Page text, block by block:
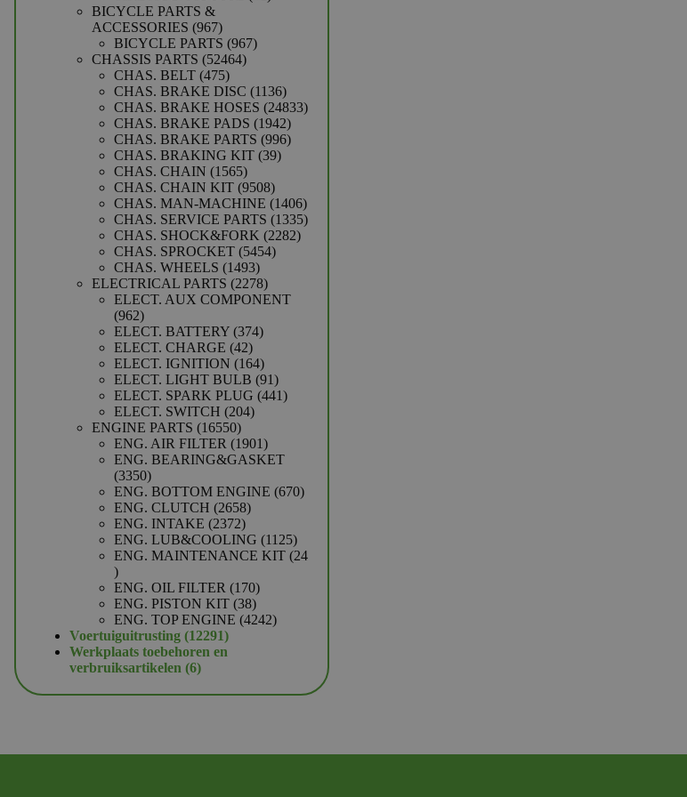
BICYCLE PARTS &
ACCESSORIES 967967
producten
BICYCLE PARTS 967967
CHASSIS PARTS 5246452464
CHAS. BELT 475475
producten
CHAS. BRAKE DISC 11361136
producten
CHAS. BRAKE HOSES 2483324833
CHAS. BRAKE PADS 19421942
producten
CHAS. BRAKE PARTS 996996
CHAS. BRAKING KIT 3939
CHAS. CHAIN 15651565
producten
CHAS. CHAIN KIT 95089508
producten
CHAS. MAN-MACHINE 14061406
producten
CHAS. SERVICE PARTS 13351335
CHAS. SHOCK&FORK 22822282
CHAS. SPROCKET 54545454
CHAS. WHEELS 14931493
producten
ELECTRICAL PARTS 22782278
producten
ELECT. AUX COMPONENT
962962
producten
ELECT. BATTERY 374374
ELECT. CHARGE 4242
producten
ELECT. IGNITION 164164
producten
ELECT. LIGHT BULB 9191
producten
ELECT. SPARK PLUG 441441
ELECT. SWITCH 204204
ENGINE PARTS 1655016550
producten
ENG. AIR FILTER 19011901
producten
ENG. BEARING&GASKET
33503350
producten
ENG. BOTTOM ENGINE 670670
ENG. CLUTCH 26582658
ENG. INTAKE 23722372
producten
ENG. LUB&COOLING 11251125
producten
ENG. MAINTENANCE KIT 24
24
producten
ENG. OIL FILTER 170170
producten
ENG. PISTON KIT 3838
producten
ENG. TOP ENGINE 42424242
Voertuiguitrusting 1229112291
producten
Werkplaats toebehoren en
verbruiksartikelen 66